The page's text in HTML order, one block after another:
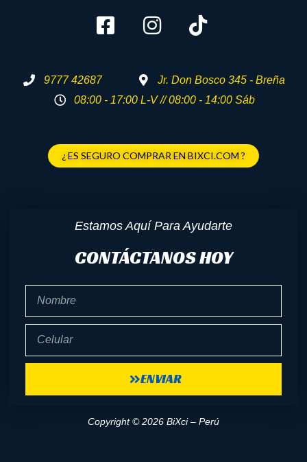
9777 42687
Jr. Don Bosco 345 - Breña
08:00 - 17:00 L-V // 08:00 - 14:00 Sáb
¿ ES SEGURO COMPRAR EN BIXCI.COM ?
Estamos Aquí Para Ayudarte
CONTÁCTANOS HOY
ENVIAR
Copyright © 2026 BiXci – Perú